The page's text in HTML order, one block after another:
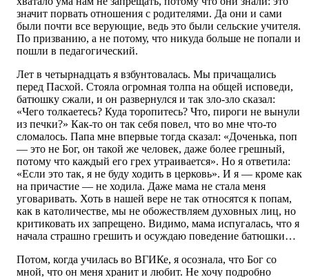
значит порвать отношения с родителями. Да они и сами
были почти все верующие, ведь это были сельские учителя.
По призванию, а не потому, что никуда больше не попали и
пошли в педагогический.
Лет в четырнадцать я взбунтовалась. Мы причащались
перед Пасхой. Стояла огромная толпа на общей исповеди,
батюшку сжали, и он развернулся и так зло-зло сказал:
«Чего толкаетесь? Куда торопитесь? Что, пироги не вынули
из печки?» Как-то он так себя повел, что во мне что-то
сломалось. Папа мне впервые тогда сказал: «Доченька, поп
— это не Бог, он такой же человек, даже более грешный,
потому что каждый его грех утраивается». Но я ответила:
«Если это так, я не буду ходить в церковь». И я — кроме как
на причастие — не ходила. Даже мама не стала меня
уговаривать. Хоть в нашей вере не так относятся к попам,
как в католичестве, мы не обожествляем духовных лиц, но
критиковать их запрещено. Видимо, мама испугалась, что я
начала страшно грешить и осуждаю поведение батюшки…
Потом, когда училась во ВГИКе, я осознала, что Бог со
мной, что он меня хранит и любит. Не хочу подробно